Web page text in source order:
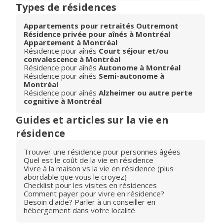
Types de résidences
Appartements pour retraités Outremont
Résidence privée pour aînés à Montréal
Appartement à Montréal
Résidence pour aînés Court séjour et/ou
convalescence à Montréal
Résidence pour aînés Autonome à Montréal
Résidence pour aînés Semi-autonome à
Montréal
Résidence pour aînés Alzheimer ou autre perte
cognitive à Montréal
Guides et articles sur la vie en
résidence
Trouver une résidence pour personnes âgées
Quel est le coût de la vie en résidence
Vivre à la maison vs la vie en résidence (plus
abordable que vous le croyez)
Checklist pour les visites en résidences
Comment payer pour vivre en résidence?
Besoin d'aide? Parler à un conseiller en
hébergement dans votre localité